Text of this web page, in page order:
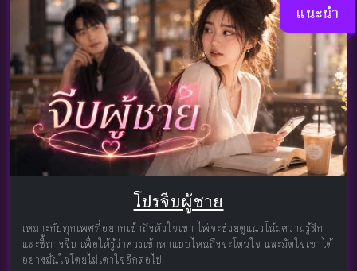
แนะนำ
โปรจีบผู้ชาย
เหมาะกับทุกเพศที่อยากเข้าถึงหัวใจเขา ไพ่จะช่วยดูแนวโน้มความรู้สึก
และชี้ทางจีบ เพื่อให้รู้ว่าควรเข้าหาแบบไหนถึงจะโดนใจ และมัดใจเขาได้
อย่างมั่นใจโดยไม่เดาใจอีกต่อไป